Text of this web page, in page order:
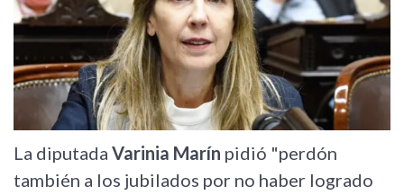
La diputada Varinia Marín pidió "perdón
también a los jubilados por no haber logrado